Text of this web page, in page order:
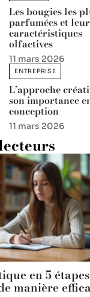
Les bougies les
parfumées et
caractéristiques
olfactives
11 mars 2026
ENTREPRISE
L’approche
son importance
conception
11 mars 2026
en 5
manière